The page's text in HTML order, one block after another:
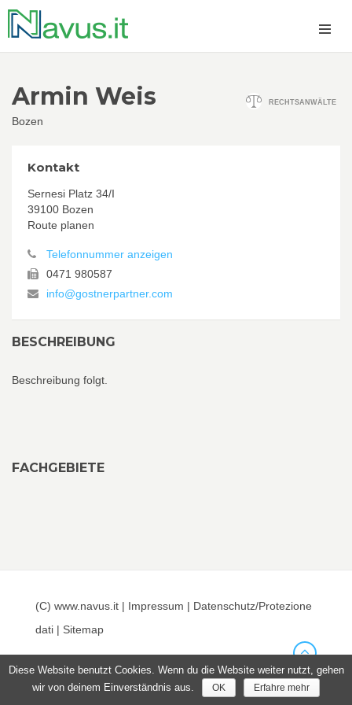
Armin Weis
Bozen
RECHTSANWÄLTE
Kontakt
Sernesi Platz 34/I
39100 Bozen
Route planen
Telefonnummer anzeigen
0471 980587
info@gostnerpartner.com
BESCHREIBUNG
Beschreibung folgt.
FACHGEBIETE
(C) www.navus.it | Impressum | Datenschutz/Protezione
dati | Sitemap
Diese Website benutzt Cookies. Wenn du die Website weiter nutzt, gehen
wir von deinem Einverständnis aus.
OK Erfahre mehr